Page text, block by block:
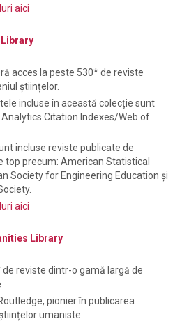
aici
acces la peste 530* de reviste
științelor.
incluse în această colecție sunt
Citation Indexes/Web of
incluse reviste publicate de
top precum: American Statistical
Society for Engineering Education și
aici
Library
reviste dintr-o gamă largă de
pionier în publicarea
umaniste